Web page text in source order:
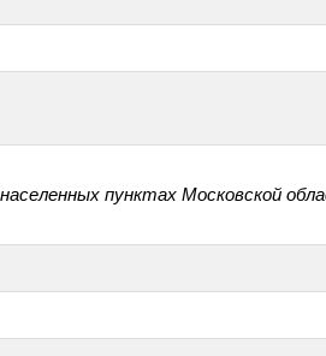
пунктах Московской